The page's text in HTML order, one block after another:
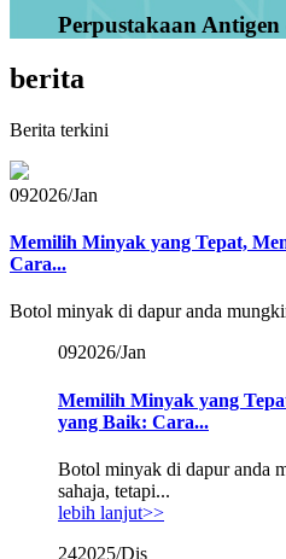
Perpustakaan
berita
Berita terkini
092026/Jan
Memilih Minyak yang Tepat,
Cara...
Botol minyak di dapur anda
092026/Jan
Memilih Minyak yang
yang Baik: Cara...
Botol minyak di dapur anda
sahaja, tetapi...
lebih lanjut>>
242025/Dis